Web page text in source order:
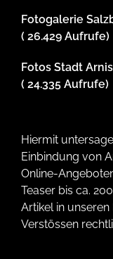
Fotogalerie
( 26.429 Aufrufe)
Fotos Stadt
( 24.335 Aufrufe)
Hiermit
Einbindung von
Online-
Teaser bis ca.
Artikel in
Verstössen